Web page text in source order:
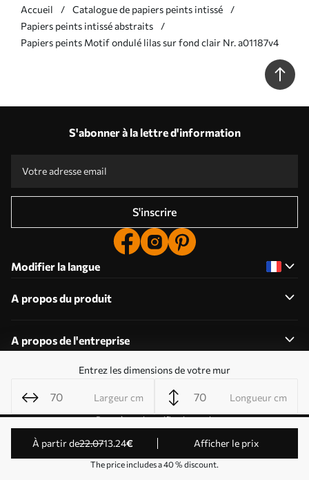
Entrez les dimensions de votre mur
Largeur cm Longueur cm
à partir de22.0713.24€ Afficher le prix
The price includes a 40 % discount.
Accueil
Catalogue de papiers peints intissé
Papiers peints intissé abstraits
Papiers peints Motif ondulé lilas sur fond clair Nr. a01187v4
S'abonner à la lettre d'information
S'inscrire
Modifier la langue
A propos du produit
A propos de l'entreprise
Modifier les autorisations relatives aux cookies
Paramètres de notification push
© 2011-2026 Uwalls . Tous droits réservés. Exploité par
KLW Sp. z o.o. Numéro de TVA : PL9223057591.